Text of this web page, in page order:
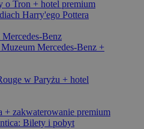
o Tron + hotel premium
Harry'ego Pottera
Benz
Mercedes-Benz +
w Paryżu + hotel
+ zakwaterowanie premium
Bilety i pobyt